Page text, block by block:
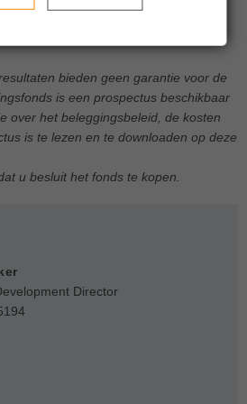
IM Euro Inflation Linked Bond Fund
bieden geen garantie voor de
is een prospectus beschikbaar
over het beleggingsbeleid, de kosten
is te lezen en te downloaden op deze
u besluit het fonds te kopen.
Director